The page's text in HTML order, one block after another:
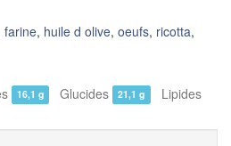
farine, huile d olive, oeufs, ricotta,
16,1 g Glucides 21,1 g Lipides